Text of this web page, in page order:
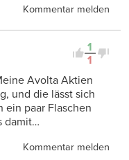
Kommentar melden
1
1
Avolta Aktien
und die lässt sich
ein paar Flaschen
damit…
Kommentar melden